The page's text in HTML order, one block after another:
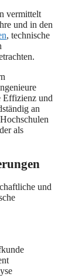
vermittelt
und in den
, technische
Effizienz und
an
als
und